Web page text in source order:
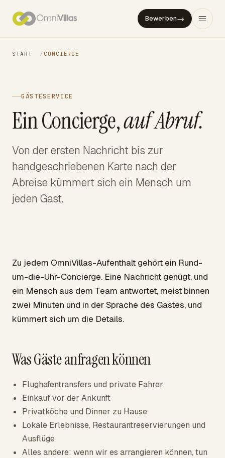
Bewerben→
START / CONCIERGE
GÄSTESERVICE
Ein Concierge,auf Abruf.
Von der ersten Nachricht bis zur
handgeschriebenen Karte nach der
Abreise kümmert sich ein Mensch um
jeden Gast.
Zu jedem OmniVillas-Aufenthalt gehört ein Rund-
um-die-Uhr-Concierge. Eine Nachricht genügt, und
ein Mensch aus dem Team antwortet, meist binnen
zwei Minuten und in der Sprache des Gastes, und
kümmert sich um die Details.
Was Gäste anfragen können
Flughafentransfers und private Fahrer
Einkauf vor der Ankunft
Privatköche und Dinner zu Hause
Lokale Erlebnisse, Restaurantreservierungen und
Ausflüge
Alles andere: wenn wir es arrangieren können, tun